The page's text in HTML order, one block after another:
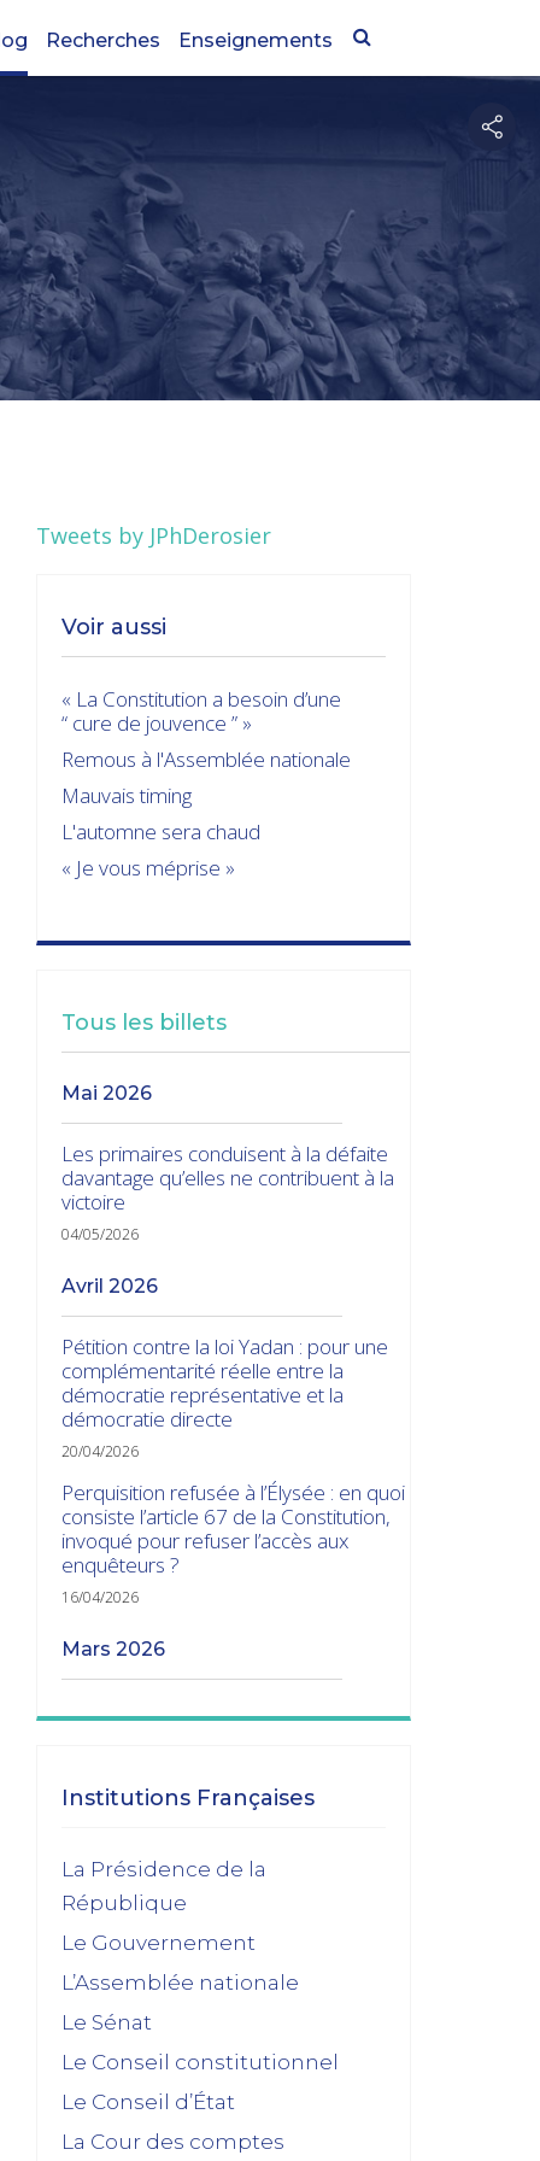
Recherches Enseignements
Tweets by JPhDerosier
Voir aussi
« La Constitution a besoin d’une
“ cure de jouvence ” »
Remous à l'Assemblée nationale
Mauvais timing
L'automne sera chaud
« Je vous méprise »
Tous les billets
mai 2026
Les primaires conduisent à la défaite
davantage qu’elles ne contribuent à la
victoire
04/05/2026
avril 2026
Pétition contre la loi Yadan : pour une
complémentarité réelle entre la
démocratie représentative et la
démocratie directe
20/04/2026
Perquisition refusée à l’Élysée : en quoi
consiste l’article 67 de la Constitution,
invoqué pour refuser l’accès aux
enquêteurs ?
16/04/2026
mars 2026
Les transitions gouvernementales
janvier 2026
Dissolution ? Probabilité faible et risque
fort
15/01/2026
Feuilleton budgétaire : un 49, 3 sinon
novembre 2025
Institutions Françaises
La Présidence de la
République
Le Gouvernement
L’Assemblée nationale
Le Sénat
Le Conseil constitutionnel
Le Conseil d’État
La Cour des comptes